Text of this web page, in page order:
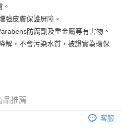
或以上免運費
強皮膚保護屏障。
防腐劑及重金屬等有害物。
解，不會污染水質，被證實為環保
品推薦
客服